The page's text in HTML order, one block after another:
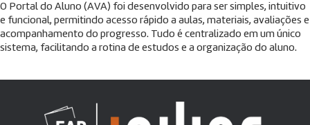
O Portal do Aluno (AVA) foi desenvolvido para ser simples, intuitivo
e funcional, permitindo acesso rápido a aulas, materiais, avaliações e
acompanhamento do progresso. Tudo é centralizado em um único
sistema, facilitando a rotina de estudos e a organização do aluno.